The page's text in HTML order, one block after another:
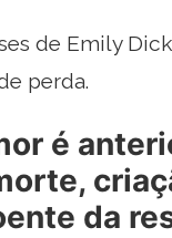
de Emily
perda.
é
da